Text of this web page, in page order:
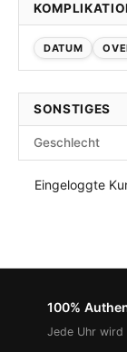
DATUM
SONSTIGES
Geschlecht
Eingeloggte
100%
Jede Uhr